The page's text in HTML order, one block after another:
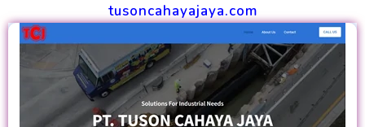
tusoncahayajaya.com